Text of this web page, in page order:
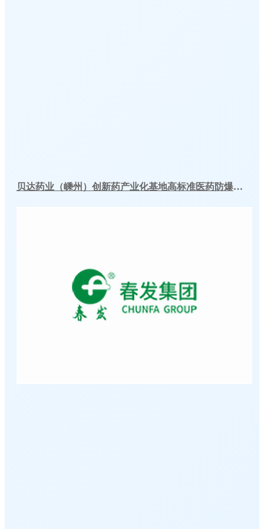
贝达药业（嵊州）创新药产业化基地高标准医药防爆冷库建造工程案例